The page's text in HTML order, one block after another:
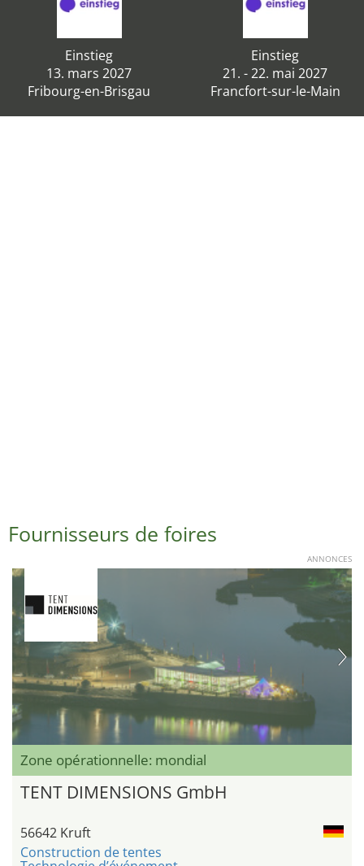
Einstieg
13. mars 2027
Fribourg-en-Brisgau
Einstieg
21. - 22. mai 2027
Francfort-sur-le-Main
Fournisseurs de foires
ANNONCES
Zone opérationnelle: mondial
TENT DIMENSIONS GmbH
56642 Kruft
Construction de tentes